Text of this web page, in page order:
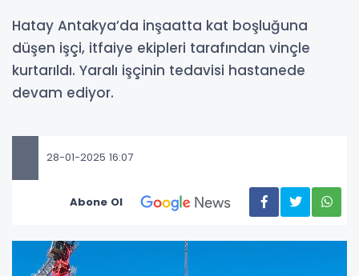
Hatay Antakya’da inşaatta kat boşluğuna
düşen işçi, itfaiye ekipleri tarafından vinçle
kurtarıldı. Yaralı işçinin tedavisi hastanede
devam ediyor.
28-01-2025 16:07
Abone Ol